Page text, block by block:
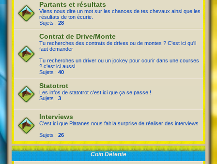
Partants et résultats
Viens nous dire un mot sur les chances de tes chevaux ainsi que les
résultats de ton écurie.
Sujets : 28
Contrat de Drive/Monte
Tu recherches des contrats de drives ou de montes ? C'est ici qu'il
faut demander
Tu recherches un driver ou un jockey pour courir dans une courses
? c'est ici aussi
Sujets : 40
Statotrot
Les infos de statotrot c'est ici que ça se passe !
Sujets : 3
Interviews
C'est ici que Platanes nous fait la surprise de réaliser des interviews
!
Sujets : 26
Coin Détente